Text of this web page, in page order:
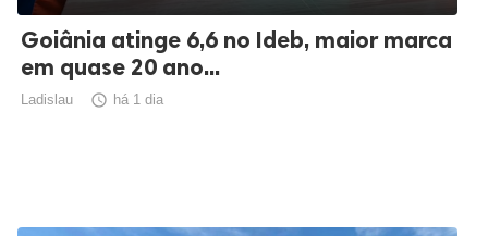
Goiânia atinge 6,6 no Ideb, maior marca
em quase 20 ano...
Ladislau  há 1 dia